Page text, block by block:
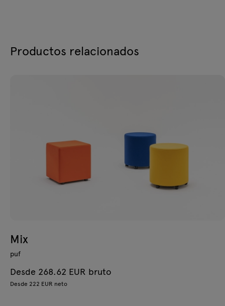
Productos relacionados
Mix
puf
Desde 268.62 EUR bruto
Desde 222 EUR neto